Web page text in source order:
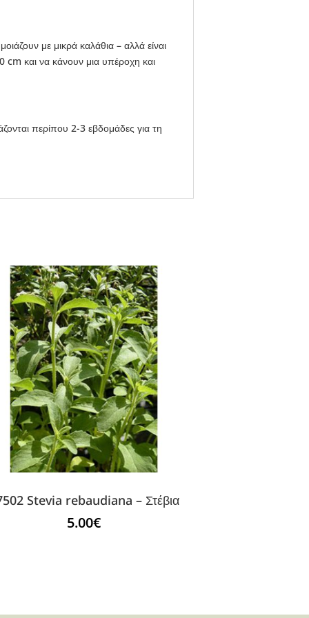
με μικρά καλάθια – αλλά είναι
και να κάνουν μια υπέροχη και
περίπου 2-3 ​​εβδομάδες για τη
Stevia rebaudiana – Στέβια
5.00€